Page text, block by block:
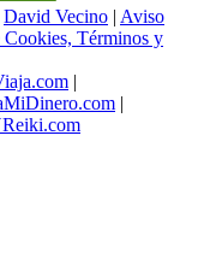
David Vecino | Aviso
Términos y
|
|